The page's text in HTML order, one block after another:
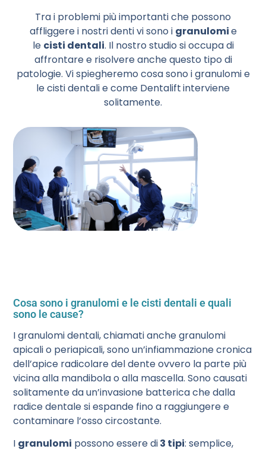
Tra i problemi più importanti che possono
affliggere i nostri denti vi sono i granulomie
le cisti dentali. Il nostro studio si occupa di
affrontare e risolvere anche questo tipo di
patologie. Vi spiegheremo cosa sono i granulomi e
le cisti dentali e come Dentaliftinterviene
solitamente.
Cosa sono i granulomi e le cisti dentali e quali
sono le cause?
I granulomi dentali, chiamati anche granulomi
apicali o periapicali, sono un’infiammazione cronica
dell’apice radicolare del dente ovvero la parte più
vicina alla mandibola o alla mascella. Sono causati
solitamente da un’invasione batterica che dalla
radice dentale si espande fino a raggiungere e
contaminare l’osso circostante.
I granulomi possono essere di3 tipi: semplice,